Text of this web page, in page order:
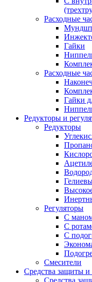
Расходные
Гайки
Расходные
Гайки
Редукторы и
Редукторы
Регуляторы
С
С
С
Смесители
Средства защиты и